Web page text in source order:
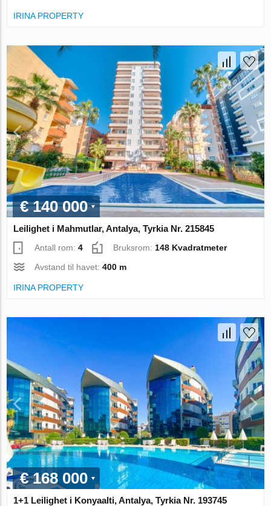
IRINA PROPERTY
€ 140 000
Leilighet i Mahmutlar, Antalya, Tyrkia Nr. 215845
Antall rom:4 Bruksrom: 148 Kvadratmeter
Avstand til havet:400 m
IRINA PROPERTY
€ 168 000
1+1 Leilighet i Konyaalti, Antalya, Tyrkia Nr. 193745